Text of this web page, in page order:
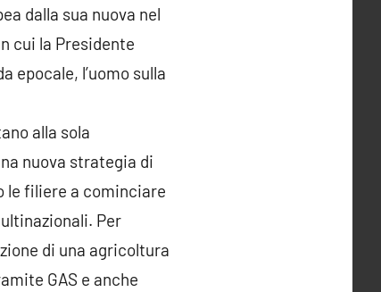
dalla sua nuova nel
cui la Presidente
epocale, l’uomo sulla
alla sola
nuova strategia di
le filiere a cominciare
Per
di una agricoltura
GAS e anche